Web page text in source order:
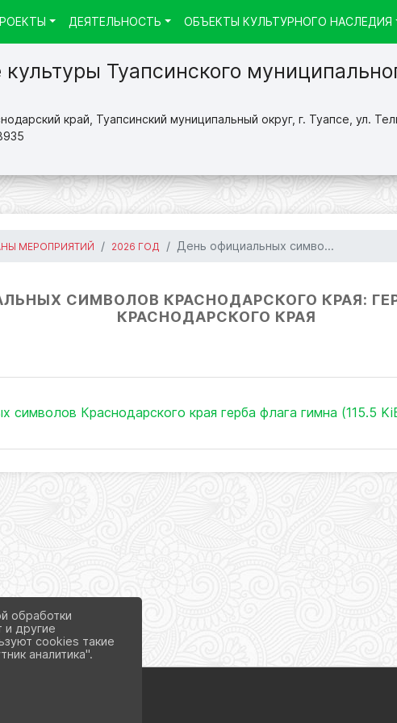
Туапсинского
край, Туапсинский муниципальный округ, г. Туапсе, ул.
ДЕЯТЕЛЬНОСТЬ ОБЪЕКТЫ КУЛЬТУРНОГО НАСЛЕДИЯ
МЕРОПРИЯТИЙ 2026 ГОД День официальных симво...
СИМВОЛОВ КРАСНОДАРСКОГО КРАЯ:
КРАСНОДАРСКОГО КРАЯ
Краснодарского края герба флага гимна (115.5
обработки
и другие
cookies такие
аналитика".